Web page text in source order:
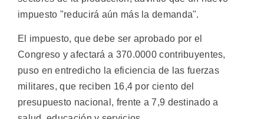
impuesto "reducirá aún más la demanda".
El impuesto, que debe ser aprobado por el
Congreso y afectará a 370.0000 contribuyentes,
puso en entredicho la eficiencia de las fuerzas
militares, que reciben 16,4 por ciento del
presupuesto nacional, frente a 7,9 destinado a